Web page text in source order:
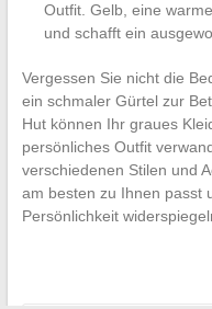
Outfit. Gelb, eine
und schafft ein
Vergessen Sie nicht die
ein schmaler Gürtel zur
Hut können Ihr graues
persönliches Outfit
verschiedenen Stilen und
am besten zu Ihnen passt
Persönlichkeit